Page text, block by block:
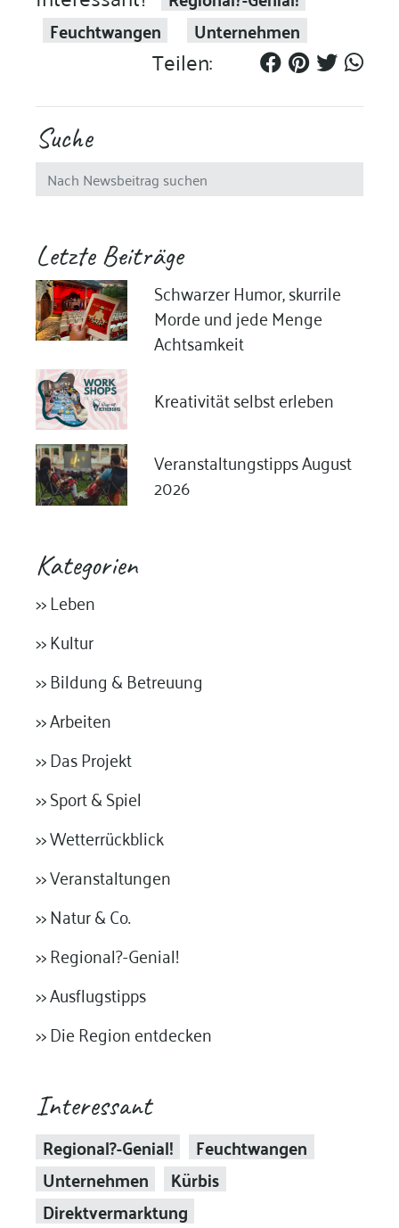
Feuchtwangen
Unternehmen
Teilen:
Suche
Letzte Beiträge
Schwarzer Humor, skurrile
Morde und jede Menge
Achtsamkeit
Kreativität selbst erleben
Veranstaltungstipps August
2026
Kategorien
>> Leben
>> Kultur
>> Bildung & Betreuung
>> Arbeiten
>> Das Projekt
>> Sport & Spiel
>> Wetterrückblick
>> Veranstaltungen
>> Natur & Co.
>> Regional?-Genial!
>> Ausflugstipps
>> Die Region entdecken
Interessant
Regional?-Genial!
Feuchtwangen
Unternehmen
Kürbis
Direktvermarktung